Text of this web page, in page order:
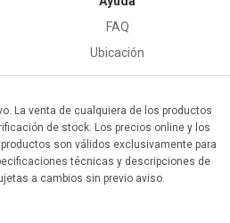
FAQ
Ubicación
La venta de cualquiera de los productos
de stock. Los precios online y los
son válidos exclusivamente para
técnicas y descripciones de
a cambios sin previo aviso.